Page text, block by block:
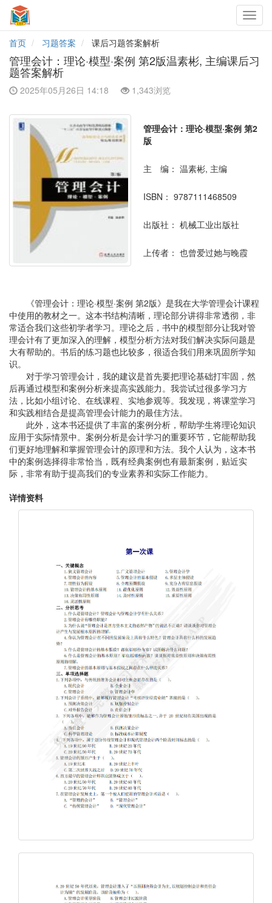
首页
习题答案 课后习题答案解析
管理会计：理论·模型·案例 第2版温素彬, 主编课后习
题答案解析
2025年05月26日 14:18 1,343浏览
管理会计：理论·模型·案例 第2
版
主 编： 温素彬, 主编
ISBN： 9787111468509
出版社： 机械工业出版社
上传者： 也曾爱过她与晚霞
《管理会计：理论·模型·案例 第2版》是我在大学管理会计课程
中使用的教材之一。这本书结构清晰，理论部分讲得非常透彻，非
常适合我们这些初学者学习。理论之后，书中的模型部分让我对管
理会计有了更加深入的理解，模型分析方法对我们解决实际问题是
大有帮助的。书后的练习题也比较多，很适合我们用来巩固所学知
识。
对于学习管理会计，我的建议是首先要把理论基础打牢固，然
后再通过模型和案例分析来提高实践能力。我尝试过很多学习方
法，比如小组讨论、在线课程、实地参观等。我发现，将课堂学习
和实践相结合是提高管理会计能力的最佳方法。
此外，这本书还提供了丰富的案例分析，帮助学生将理论知识
应用于实际情景中。案例分析是会计学习的重要环节，它能帮助我
们更好地理解和掌握管理会计的原理和方法。我个人认为，这本书
中的案例选择得非常恰当，既有经典案例也有最新案例，贴近实
际，非常有助于提高我们的专业素养和实际工作能力。
详情资料